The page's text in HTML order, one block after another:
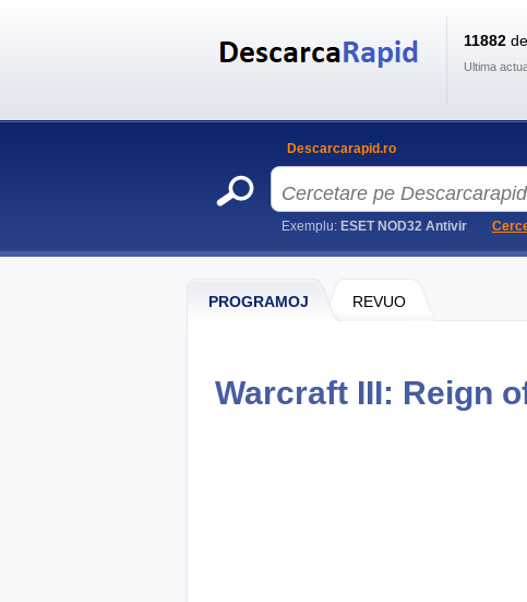
PROGRAMOJ REVUO
Warcraft III: Reign
11882
Ultima
Descarcarapid.ro
Exemplu: ESET NOD32 Antivir